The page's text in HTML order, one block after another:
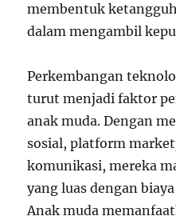
membentuk
dalam mengambil
Perkembangan
turut menjadi faktor
anak muda. Dengan
sosial, platform
komunikasi, mereka
yang luas dengan
Anak muda